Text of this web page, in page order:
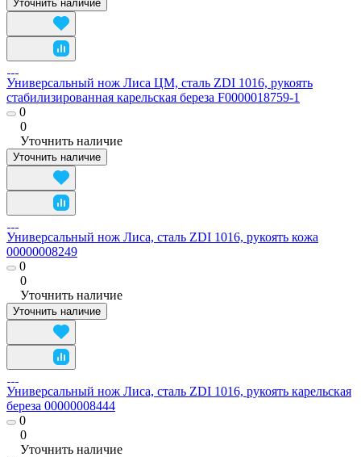
Уточнить наличие
Универсальный нож Лиса ЦМ, сталь ZDI 1016, рукоять
стабилизированная карельская береза F0000018759-1
0
0
Уточнить наличие
Уточнить наличие
Универсальный нож Лиса, сталь ZDI 1016, рукоять кожа
00000008249
0
0
Уточнить наличие
Уточнить наличие
Универсальный нож Лиса, сталь ZDI 1016, рукоять карельская
береза 00000008444
0
0
Уточнить наличие